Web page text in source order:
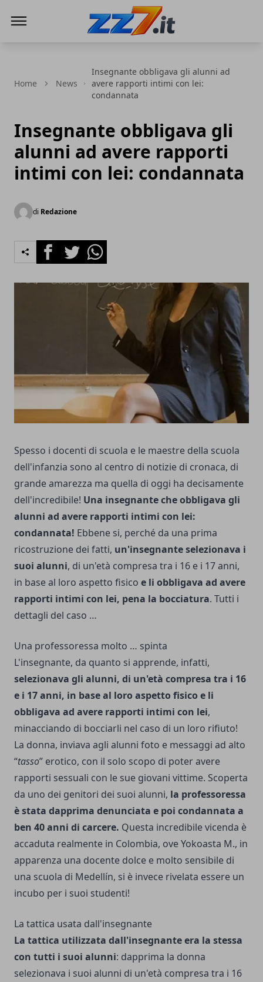
Home News
Insegnante obbligava gli alunni ad
avere rapporti intimi con lei:
condannata
Insegnante obbligava gli
alunni ad avere rapporti
intimi con lei: condannata
di Redazione
FacebookTwitterWhatsapp
Spesso i docenti di scuola e le maestre della scuola
dell'infanzia sono al centro di notizie di cronaca, di
grande amarezza ma quella di oggi ha decisamente
dell'incredibile! Una insegnante che obbligava gli
alunni ad avere rapporti intimi con lei:
condannata! Ebbene si, perché da una prima
ricostruzione dei fatti, un'insegnante selezionava i
suoi alunni, di un'età compresa tra i 16 e i 17 anni,
in base al loro aspetto fisico e li obbligava ad avere
rapporti intimi con lei, pena la bocciatura. Tutti i
dettagli del caso …
Una professoressa molto … spinta
L'insegnante, da quanto si apprende, infatti,
selezionava gli alunni, di un'età compresa tra i 16
e i 17 anni, in base al loro aspetto fisico e li
obbligava ad avere rapporti intimi con lei,
minacciando di bocciarli nel caso di un loro rifiuto!
La donna, inviava agli alunni foto e messaggi ad alto
“tasso” erotico, con il solo scopo di poter avere
rapporti sessuali con le sue giovani vittime. Scoperta
da uno dei genitori dei suoi alunni, la professoressa
è stata dapprima denunciata e poi condannata a
ben 40 anni di carcere. Questa incredibile vicenda è
accaduta realmente in Colombia, ove Yokoasta M., in
apparenza una docente dolce e molto sensibile di
una scuola di Medellín, si è invece rivelata essere un
incubo per i suoi studenti!
La tattica usata dall'insegnante
La tattica utilizzata dall'insegnante era la stessa
con tutti i suoi alunni: dapprima la donna
selezionava i suoi alunni di un'età compresa tra i 16